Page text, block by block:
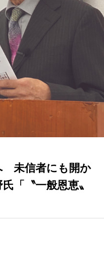
未信者にも開か
「〝一般恩恵〟